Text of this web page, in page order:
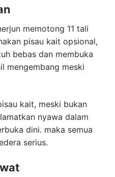
memotong 11 tali
pisau kait opsional,
bebas dan membuka
mengembang meski
kait, meski bukan
nyawa dalam
dini. maka semua
serius.